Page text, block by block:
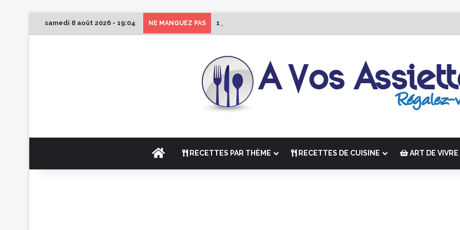
samedi 8 août 2026 - 19:04 NE MANQUEZ PAS 1er Édition de “La Semaine des Chefs” du 19 au 24 octobre 2026
ACCUEILRECETTES PAR THÈME RECETTES DE CUISINE ART DE VIVRE